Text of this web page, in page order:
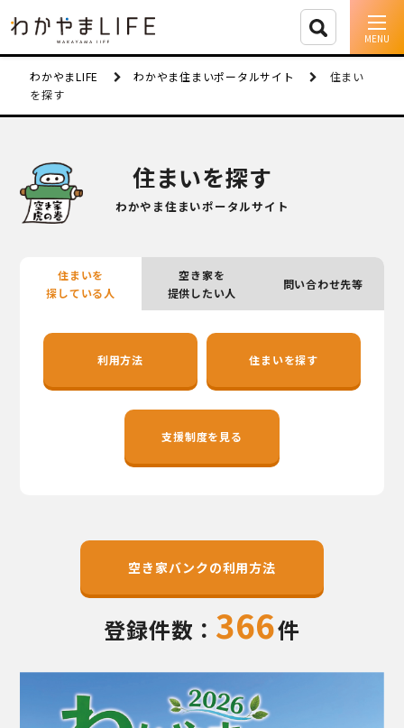
イベント情報
移住支援
しごと
市町村を探す
移住者インタビュー
動画
地域おこし協力隊
わかやまLIFE わかやま住まいポータルサイト
住まい
を探す
住まいを探す
わかやま住まいポータルサイト
住まいを
探している人
空き家を
提供したい人
問い合わせ先等
利用方法 住まいを探す
支援制度を見る
空き家バンクの利用方法
登録件数： 366件